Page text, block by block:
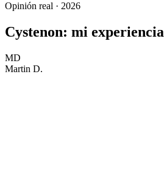
Opinión real · 2026
Cystenon: mi experiencia
MD
Martin D.